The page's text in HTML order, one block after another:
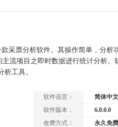
采票分析软件。其操作简单，分
流项目之即时数据进行统计分析
工具。
软件语言：
简体中文
软件版本：
6.0.0.0
收费方式：
永久免费